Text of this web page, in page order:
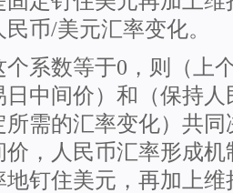
币/美元汇率变化。
个系数等于0，则（上
日中间价）和（保持
所需的汇率变化）共
价，人民币汇率形成
地钉住美元，再加上